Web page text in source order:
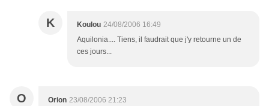
K Koulou 24/08/2006 16:49
Aquilonia.... Tiens, il faudrait que j'y retourne un de
ces jours...
O Orion 23/08/2006 21:23